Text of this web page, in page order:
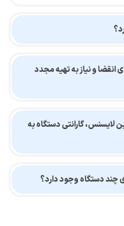
انقضا و نیاز به تهیه مجدد
استفاده از این لایسنس، گارانتی دستگاه به